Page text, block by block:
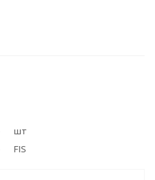
шт
FIS